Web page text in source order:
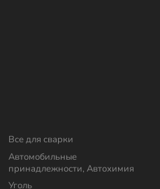
Все для сварки
Автомобильные
принадлежности, Автохимия
Уголь